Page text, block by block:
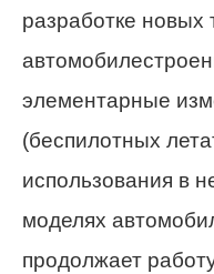
разработке новых
элементарные
(беспилотных
использования в
моделях
продолжает